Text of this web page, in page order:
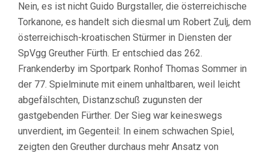
Nein, es ist nicht Guido Burgstaller, die österreichische
Torkanone, es handelt sich diesmal um Robert Zulj, dem
österreichisch-kroatischen Stürmer in Diensten der
SpVgg Greuther Fürth. Er entschied das 262.
Frankenderby im Sportpark Ronhof Thomas Sommer in
der 77. Spielminute mit einem unhaltbaren, weil leicht
abgefälschten, Distanzschuß zugunsten der
gastgebenden Fürther. Der Sieg war keineswegs
unverdient, im Gegenteil: In einem schwachen Spiel,
zeigten den Greuther durchaus mehr Ansatz von